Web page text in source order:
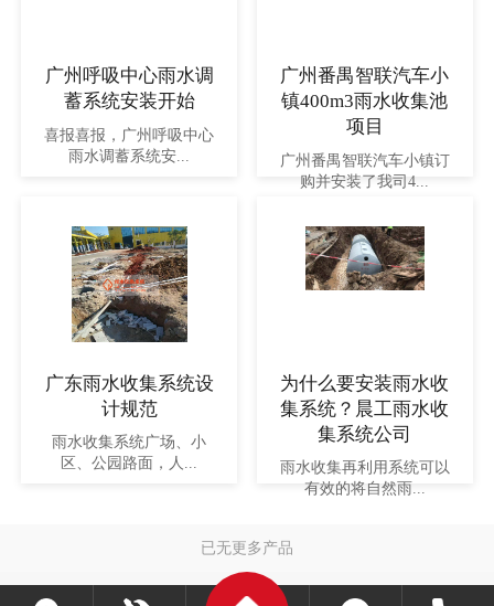
广州呼吸中心雨水调
蓄系统安装开始
喜报喜报，广州呼吸中心
雨水调蓄系统安...
广州番禺智联汽车小
镇400m3雨水收集池
项目
广州番禺智联汽车小镇订
购并安装了我司4...
广东雨水收集系统设
计规范
雨水收集系统广场、小
区、公园路面，人...
为什么要安装雨水收
集系统？晨工雨水收
集系统公司
雨水收集再利用系统可以
有效的将自然雨...
已无更多产品